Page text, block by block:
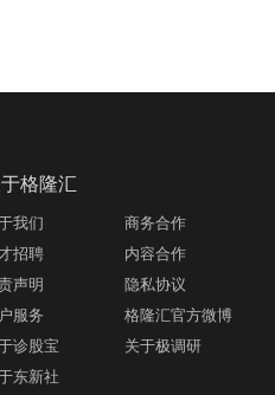
格隆汇
我们
商务合作
招聘
内容合作
声明
隐私协议
服务
格隆汇官方微博
诊股宝
关于极调研
东新社